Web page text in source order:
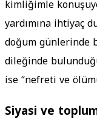
kimliğimle
yardımına ihtiyaç
doğum günlerinde
dileğinde
ise “nefreti ve
Siyasi ve